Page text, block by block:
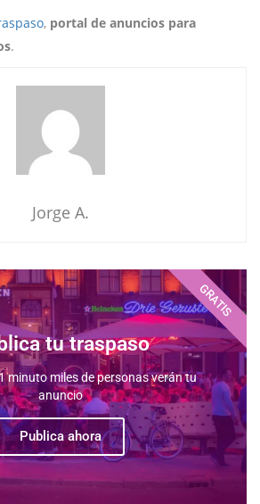
, portal de anuncios para
.
Jorge A.
tu traspaso
minuto miles de personas verán tu
anuncio
Publica ahora
GRATIS